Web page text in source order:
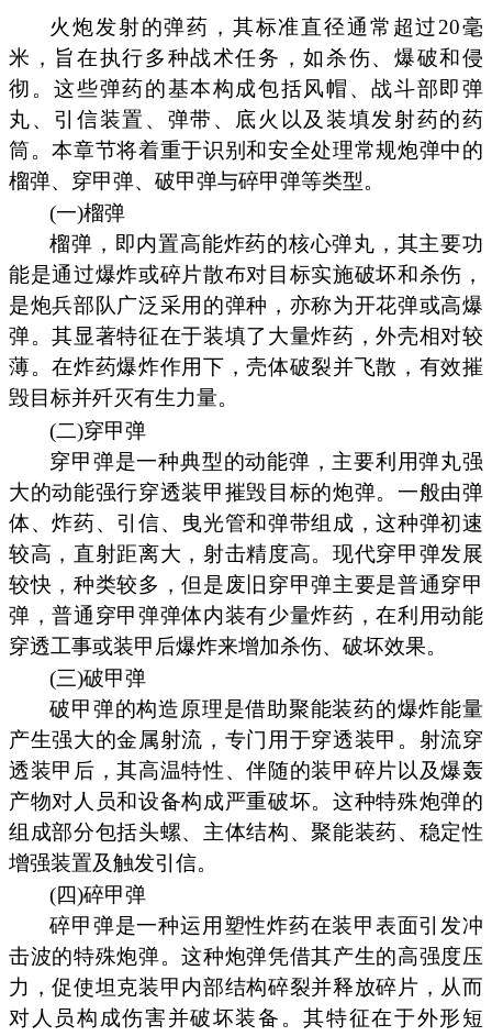
火炮发射的弹药，其标准直径通常超过20毫
米，旨在执行多种战术任务，如杀伤、爆破和侵
彻。这些弹药的基本构成包括风帽、战斗部即弹
丸、引信装置、弹带、底火以及装填发射药的药
筒。本章节将着重于识别和安全处理常规炮弹中的
榴弹、穿甲弹、破甲弹与碎甲弹等类型。
(一)榴弹
榴弹，即内置高能炸药的核心弹丸，其主要功
能是通过爆炸或碎片散布对目标实施破坏和杀伤，
是炮兵部队广泛采用的弹种，亦称为开花弹或高爆
弹。其显著特征在于装填了大量炸药，外壳相对较
薄。在炸药爆炸作用下，壳体破裂并飞散，有效摧
毁目标并歼灭有生力量。
(二)穿甲弹
穿甲弹是一种典型的动能弹，主要利用弹丸强
大的动能强行穿透装甲摧毁目标的炮弹。一般由弹
体、炸药、引信、曳光管和弹带组成，这种弹初速
较高，直射距离大，射击精度高。现代穿甲弹发展
较快，种类较多，但是废旧穿甲弹主要是普通穿甲
弹，普通穿甲弹弹体内装有少量炸药，在利用动能
穿透工事或装甲后爆炸来增加杀伤、破坏效果。
(三)破甲弹
破甲弹的构造原理是借助聚能装药的爆炸能量
产生强大的金属射流，专门用于穿透装甲。射流穿
透装甲后，其高温特性、伴随的装甲碎片以及爆轰
产物对人员和设备构成严重破坏。这种特殊炮弹的
组成部分包括头螺、主体结构、聚能装药、稳定性
增强装置及触发引信。
(四)碎甲弹
碎甲弹是一种运用塑性炸药在装甲表面引发冲
击波的特殊炮弹。这种炮弹凭借其产生的高强度压
力，促使坦克装甲内部结构碎裂并释放碎片，从而
对人员构成伤害并破坏装备。其特征在于外形短